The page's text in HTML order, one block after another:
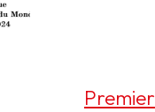
Premier